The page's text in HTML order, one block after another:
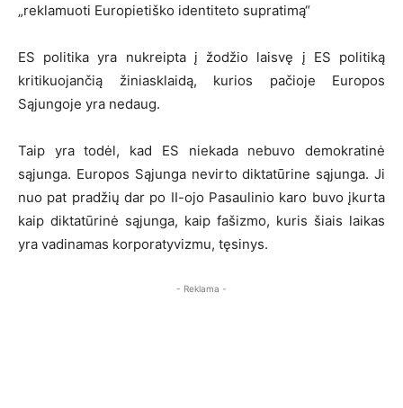
„reklamuoti Europietiško identiteto supratimą“
ES politika yra nukreipta į žodžio laisvę į ES politiką
kritikuojančią žiniasklaidą, kurios pačioje Europos
Sąjungoje yra nedaug.
Taip yra todėl, kad ES niekada nebuvo demokratinė
sąjunga. Europos Sąjunga nevirto diktatūrine sąjunga. Ji
nuo pat pradžių dar po II-ojo Pasaulinio karo buvo įkurta
kaip diktatūrinė sąjunga, kaip fašizmo, kuris šiais laikas
yra vadinamas korporatyvizmu, tęsinys.
- Reklama -